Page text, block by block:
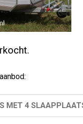
MET 4